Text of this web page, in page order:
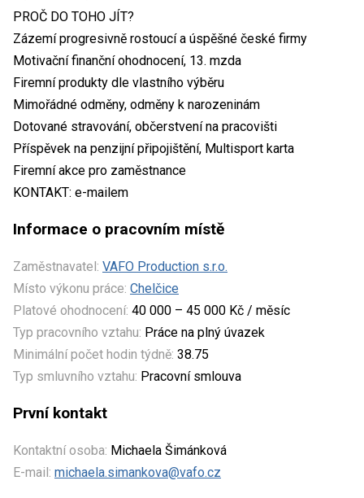
PROČ DO TOHO JÍT?
Zázemí progresivně rostoucí a úspěšné české firmy
Motivační finanční ohodnocení, 13. mzda
Firemní produkty dle vlastního výběru
Mimořádné odměny, odměny k narozeninám
Dotované stravování, občerstvení na pracovišti
Příspěvek na penzijní připojištění, Multisport karta
Firemní akce pro zaměstnance
KONTAKT: e-mailem
Informace o pracovním místě
Zaměstnavatel: VAFO Production s.r.o.
Místo výkonu práce: Chelčice
Platové ohodnocení: 40 000 – 45 000 Kč / měsíc
Typ pracovního vztahu: Práce na plný úvazek
Minimální počet hodin týdně: 38.75
Typ smluvního vztahu: Pracovní smlouva
První kontakt
Kontaktní osoba: Michaela Šimánková
E-mail: michaela.simankova@vafo.cz